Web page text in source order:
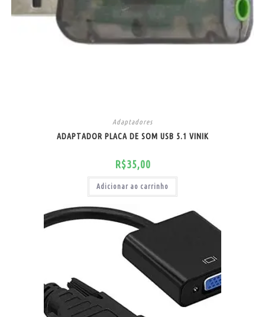
Adaptadores
ADAPTADOR PLACA DE SOM USB 5.1 VINIK
R$35,00
Adicionar ao carrinho